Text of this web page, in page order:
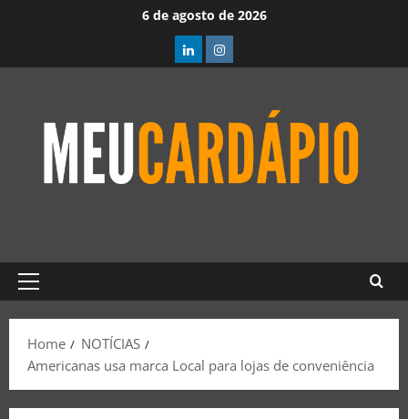
6 de agosto de 2026
Home
NOTÍCIAS
Americanas usa marca Local para lojas de conveniência